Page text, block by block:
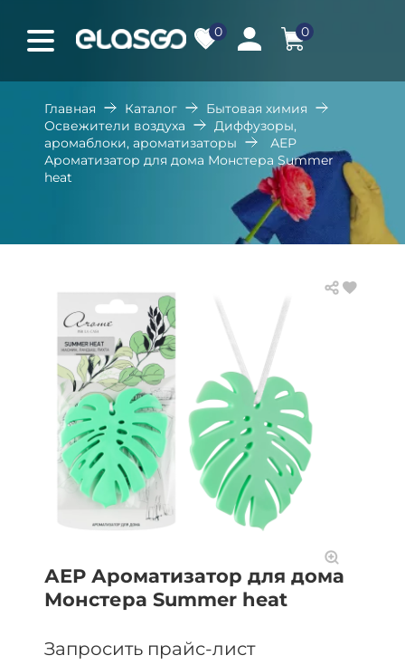
0 0
Главная Каталог
Бытовая химия
Освежители воздуха
Диффузоры,
аромаблоки, ароматизаторы
АЕР
Ароматизатор для дома Монстера Summer
heat
АЕР Ароматизатор для дома
Монстера Summer heat
Запросить прайс-лист